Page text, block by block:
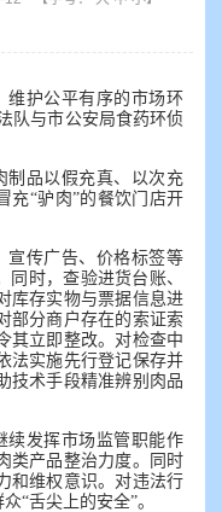
维护公平有序的市场环
队与市公安局食药环侦
制品以假充真、以次充
充“驴肉”的餐饮门店开
宣传广告、价格标签等
同时，查验进货台账、
库存实物与票据信息进
部分商户存在的索证索
其立即整改。对检查中
法实施先行登记保存并
技术手段精准辨别肉品
续发挥市场监管职能作
类产品整治力度。同时
和维权意识。对违法行
“舌尖上的安全”。